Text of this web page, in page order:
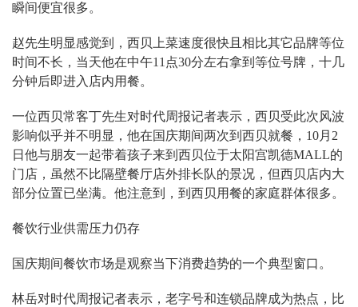
瞬间便宜很多。
赵先生明显感觉到，西贝上菜速度很快且相比其它品牌等位
时间不长，当天他在中午11点30分左右拿到等位号牌，十几
分钟后即进入店内用餐。
一位西贝常客丁先生对时代周报记者表示，西贝受此次风波
影响似乎并不明显，他在国庆期间两次到西贝就餐，10月2
日他与朋友一起带着孩子来到西贝位于太阳宫凯德MALL的
门店，虽然不比隔壁餐厅店外排长队的景况，但西贝店内大
部分位置已坐满。他注意到，到西贝用餐的家庭群体很多。
餐饮行业供需压力仍存
国庆期间餐饮市场是观察当下消费趋势的一个典型窗口。
林岳对时代周报记者表示，老字号和连锁品牌成为热点，比